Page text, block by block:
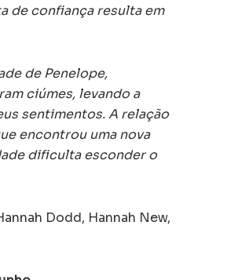
de confiança resulta em
de Penelope,
ciúmes, levando a
sentimentos. A relação
encontrou uma nova
dificulta esconder o
Dodd, Hannah New,